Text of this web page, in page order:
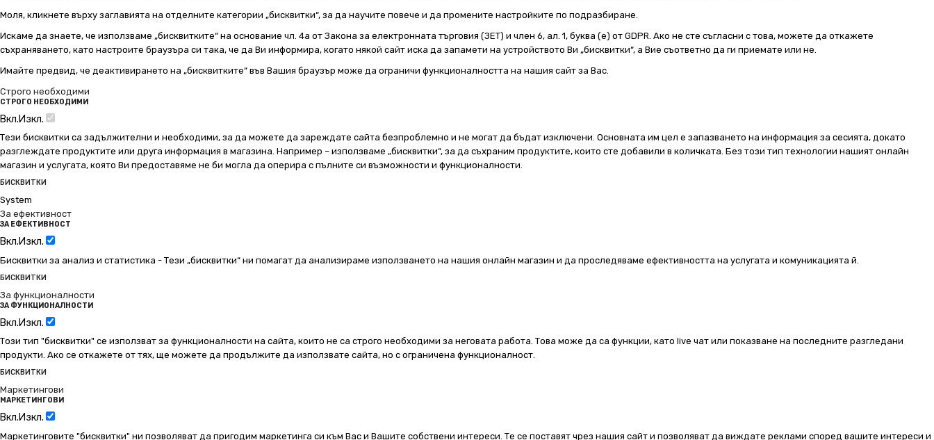
Моля, кликнете върху заглавията на отделните категории „бисквитки“, за да научите повече и да промените настройките по подразбиране.
Искаме да знаете, че използваме „бисквитките“ на основание чл. 4а от Закона за електронната търговия (ЗЕТ) и член 6, ал. 1, буква (е) от GDPR. Ако не сте съгласни с това, можете да откажете
съхраняването, като настроите браузъра си така, че да Ви информира, когато някой сайт иска да запамети на устройството Ви „бисквитки“, а Вие съответно да ги приемате или не.
Имайте предвид, че деактивирането на „бисквитките“ във Вашия браузър може да ограничи функционалността на нашия сайт за Вас.
Строго необходими
СТРОГО НЕОБХОДИМИ
Вкл.Изкл.
Тези бисквитки са задължителни и необходими, за да можете да зареждате сайта безпроблемно и не могат да бъдат изключени. Основната им цел е запазването на информация за сесията, докато
разглеждате продуктите или друга информация в магазина. Например – използваме „бисквитки“, за да съхраним продуктите, които сте добавили в количката. Без този тип технологии нашият онлайн
магазин и услугата, която Ви предоставяме не би могла да оперира с пълните си възможности и функционалности.
БИСКВИТКИ
System
За ефективност
ЗА ЕФЕКТИВНОСТ
Вкл.Изкл.
Бисквитки за анализ и статистика - Тези „бисквитки“ ни помагат да анализираме използването на нашия онлайн магазин и да проследяваме ефективността на услугата и комуникацията й.
БИСКВИТКИ
За функционалности
ЗА ФУНКЦИОНАЛНОСТИ
Вкл.Изкл.
Този тип "бисквитки" се използват за функционалности на сайта, които не са строго необходими за неговата работа. Това може да са функции, като live чат или показване на последните разгледани
продукти. Ако се откажете от тях, ще можете да продължите да използвате сайта, но с ограничена функционалност.
БИСКВИТКИ
Маркетингови
МАРКЕТИНГОВИ
Вкл.Изкл.
Маркетинговите "бисквитки" ни позволяват да пригодим маркетинга си към Вас и Вашите собствени интереси. Те се поставят чрез нашия сайт и позволяват да виждате реклами според вашите интереси и